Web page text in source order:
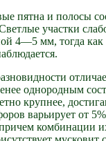
пятна и полосы
участки
4—5 мм, тогда
однородным
крупнее,
варьирует от
комбинации